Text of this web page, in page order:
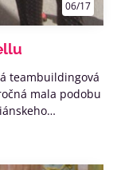
06/17
teambuildingová
mala podobu